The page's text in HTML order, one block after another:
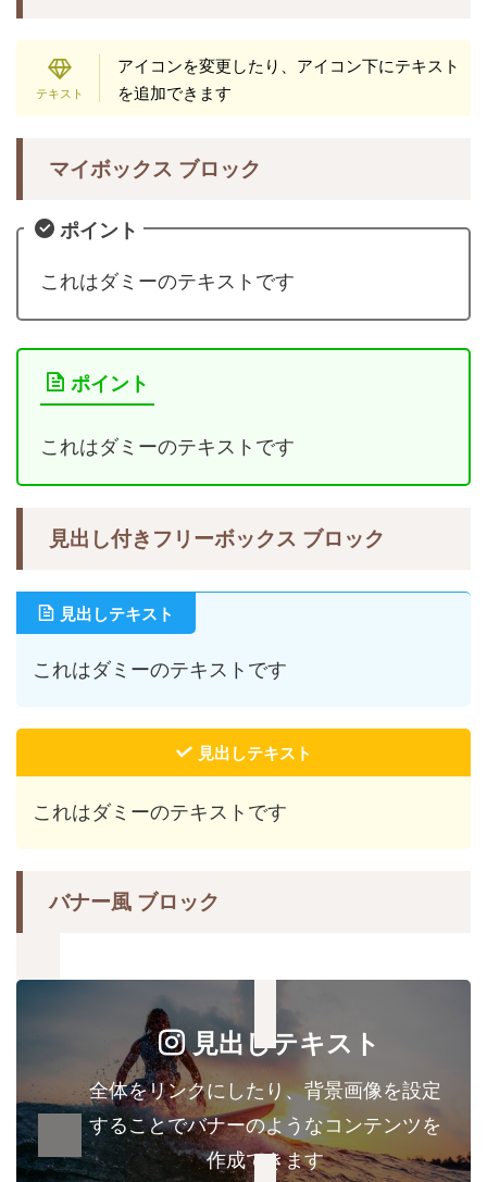
アイコンを変更したり、アイコン下にテキスト
を追加できます
マイボックス ブロック
ポイント
これはダミーのテキストです
ポイント
これはダミーのテキストです
見出し付きフリーボックス ブロック
見出しテキスト
これはダミーのテキストです
見出しテキスト
これはダミーのテキストです
バナー風 ブロック
見出しテキスト
全体をリンクにしたり、背景画像を設定
することでバナーのようなコンテンツを
作成できます